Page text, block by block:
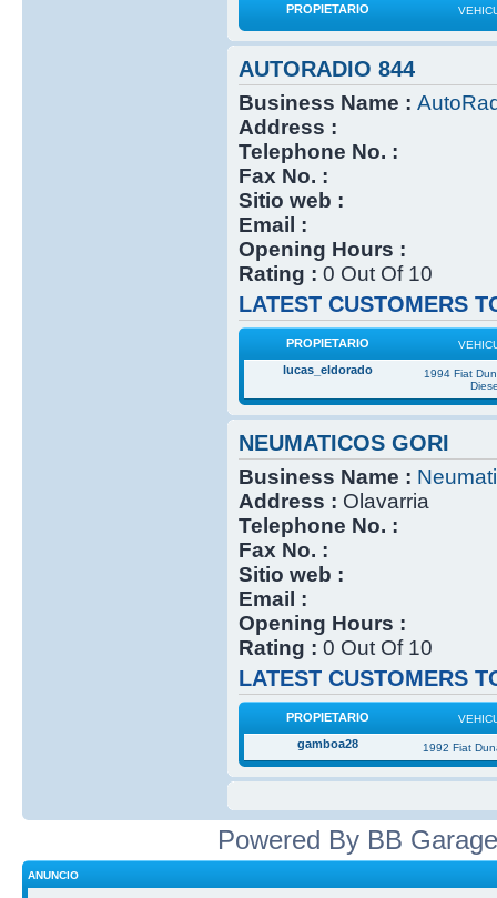
PROPIETARIO
AUTORADIO 844
Business Name :
Address :
Telephone No. :
Fax No. :
Sitio web :
Email :
Opening Hours :
Rating : 0 Out Of 10
LATEST CUSTOMERS
PROPIETARIO
lucas_eldorado
1994 Fiat
NEUMATICOS GORI
Business Name :
Address : Olavarria
Telephone No. :
Fax No. :
Sitio web :
Email :
Opening Hours :
Rating : 0 Out Of 10
LATEST CUSTOMERS
PROPIETARIO
gamboa28 1992 Fiat
Powered By BB
ANUNCIO